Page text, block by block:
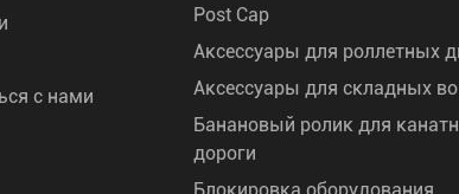
с нами
Post Cap
Аксессуары для роллетных
Аксессуары для складных
Банановый ролик для
дороги